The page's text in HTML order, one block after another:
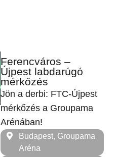
Ferencváros –
Újpest labdarúgó
mérkőzés
Jön a derbi: FTC-Újpest
mérkőzés a Groupama
Arénában!
Budapest, Groupama
Aréna